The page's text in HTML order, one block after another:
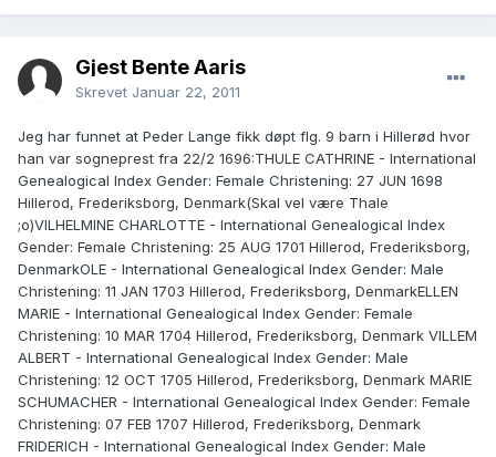
Gjest Bente Aaris
Skrevet Januar 22, 2011
Jeg har funnet at Peder Lange fikk døpt flg. 9 barn i Hillerød hvor
han var sogneprest fra 22/2 1696:THULE CATHRINE - International
Genealogical Index Gender: Female Christening: 27 JUN 1698
Hillerod, Frederiksborg, Denmark(Skal vel være Thale
;o)VILHELMINE CHARLOTTE - International Genealogical Index
Gender: Female Christening: 25 AUG 1701 Hillerod, Frederiksborg,
DenmarkOLE - International Genealogical Index Gender: Male
Christening: 11 JAN 1703 Hillerod, Frederiksborg, DenmarkELLEN
MARIE - International Genealogical Index Gender: Female
Christening: 10 MAR 1704 Hillerod, Frederiksborg, Denmark VILLEM
ALBERT - International Genealogical Index Gender: Male
Christening: 12 OCT 1705 Hillerod, Frederiksborg, Denmark MARIE
SCHUMACHER - International Genealogical Index Gender: Female
Christening: 07 FEB 1707 Hillerod, Frederiksborg, Denmark
FRIDERICH - International Genealogical Index Gender: Male